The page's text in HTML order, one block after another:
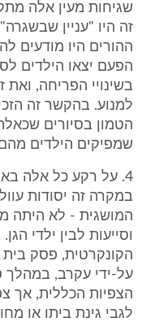
שגיחות מעין אלה
זה היו "עניין
ההורים היו מודעים
הפעם יצאו הילדים
בשינויי הפריחה,
למנוע. בהקשר זה
הטמון בסיורים
שמפיקים הילדים
4. על רקע כל אלה
במקרה זה יסודות
המושגית - לא היתה
וסייעות לבין ילדי
הקונקרטית, פסק
על-ידי עקרב, במהלך
הצפיות הכללית, אך
לגבי גינת ביתו או